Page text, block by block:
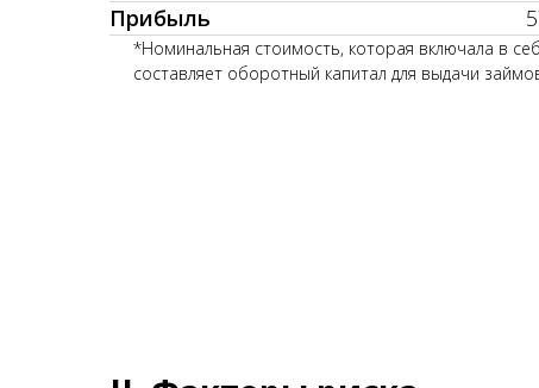
Прибыль
*Номинальная стоимость, которая включала в
составляет оборотный капитал для выдачи